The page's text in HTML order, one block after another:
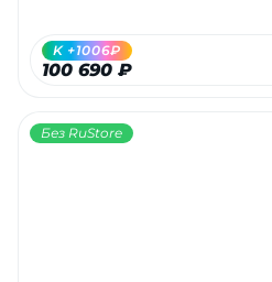
100 690 ₽
K +1006₽
Без RuStore